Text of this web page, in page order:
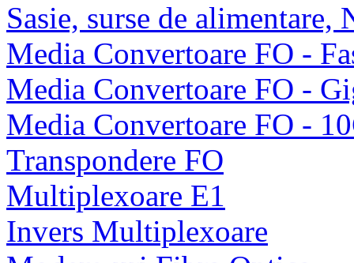
Sasie, surse de alimentare,
Media Convertoare FO -
Media Convertoare FO -
Media Convertoare FO -
Transpondere FO
Multiplexoare E1
Invers Multiplexoare